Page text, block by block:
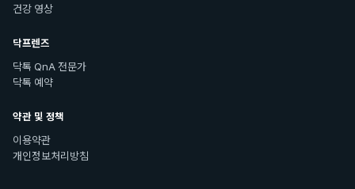
건강 영상
닥프렌즈
닥톡 QnA 전문가
닥톡 예약
약관 및 정책
이용약관
개인정보처리방침